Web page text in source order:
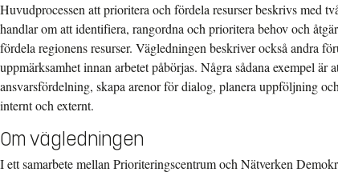
Huvudprocessen att prioritera och fördela resurser beskrivs med
handlar om att identifiera, rangordna och prioritera behov och
fördela regionens resurser. Vägledningen beskriver också andra
uppmärksamhet innan arbetet påbörjas. Några sådana exempel
ansvarsfördelning, skapa arenor för dialog, planera uppföljning
internt och externt.
Om vägledningen
I ett samarbete mellan Prioriteringscentrum och Nätverken